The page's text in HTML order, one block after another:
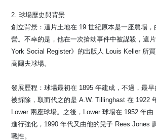
2. 球場歷史與背景
創立背景：這片土地在 19 世紀原本是一座農場
營。不幸的是，他在一次搶劫事件中被謀殺，這
York Social Register》的出版人 Louis Keller 所
高爾夫球場。
發展歷程：球場最初在 1895 年建成，不過，最
被拆除，取而代之的是 A.W. Tillinghast 在 1922
Lower 兩座球場。之後，Lower 球場在 1952 年
進行強化，1990 年代又由他的兒子 Rees Jones
戰性。